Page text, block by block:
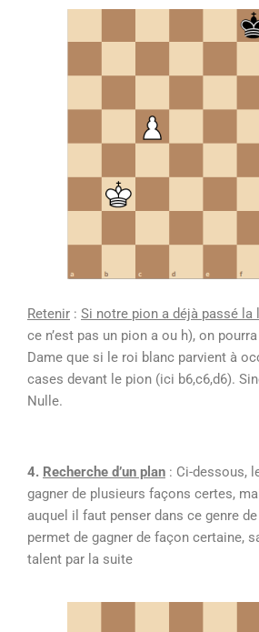
Retenir : Si notre pion a déjà passé la
ce n’est pas un pion a ou h), on
Dame que si le roi blanc parvient à
cases devant le pion (ici b6,c6,d6).
Nulle.
4. Recherche d’un plan : Ci-dessous,
gagner de plusieurs façons certes,
auquel il faut penser dans ce genre
permet de gagner de façon certaine,
talent par la suite